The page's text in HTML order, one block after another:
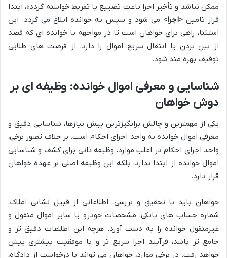
ممکن نباشد و تأخیر اجرا باعث تضییع یا تفریط خواسته گردد»، ابتدا
قرار تامین <اجرا> می شود و سپس به خوانده ابلاغ می گردد. این
استثنا، راهی برای خواهان است تا در مواجهه با خوانده ای که قصد
از بین بردن یا انتقال سریع اموال را دارد، از فرصت های طلایی
توقیف بهره مند شود.
شناسایی و معرفی اموال خوانده: وظیفه ای بر
دوش خواهان
یکی از مهمترین و چالش برانگیزترین پیش نیازها، شناسایی دقیق و
معرفی اموال خوانده به واحد اجرای احکام است. بر خلاف تصور برخی،
واحد اجرای احکام در اغلب موارد، وظیفه ذاتی برای کشف و شناسایی
اموال خوانده از ابتدا ندارد، بلکه این وظیفه اصلی بر عهده خواهان
قرار دارد.
خواهان باید با تحقیق و بررسی، اطلاعاتی از قبیل نشانی املاک،
شماره حساب های بانکی، مشخصات خودرو یا سایر اموال منقول و
غیرمنقول خوانده را به دست آورد. هرچه این اطلاعات دقیق تر و
جامع تر باشد، فرآیند اجرا سریع تر و با موفقیت بیشتری پیش
خواهد رفت. در برخی موارد، خواهان می تواند با درخواست از دادگاه،